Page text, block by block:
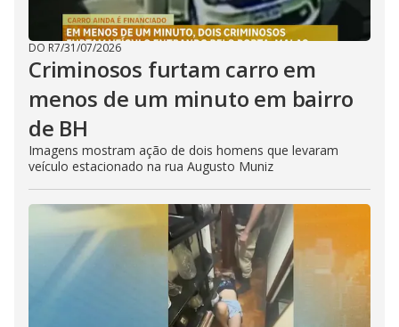
DO R7/31/07/2026
Criminosos furtam carro em
menos de um minuto em bairro
de BH
Imagens mostram ação de dois homens que levaram
veículo estacionado na rua Augusto Muniz